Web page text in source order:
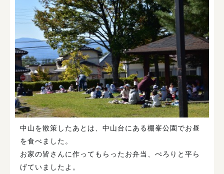
中山を散策したあとは、中山台にある棚峯公園でお昼
を食べました。
お家の皆さんに作ってもらったお弁当、ぺろりと平ら
げていましたよ。